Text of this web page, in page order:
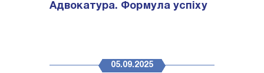
Адвокатура. Формула успіху
05.09.2025